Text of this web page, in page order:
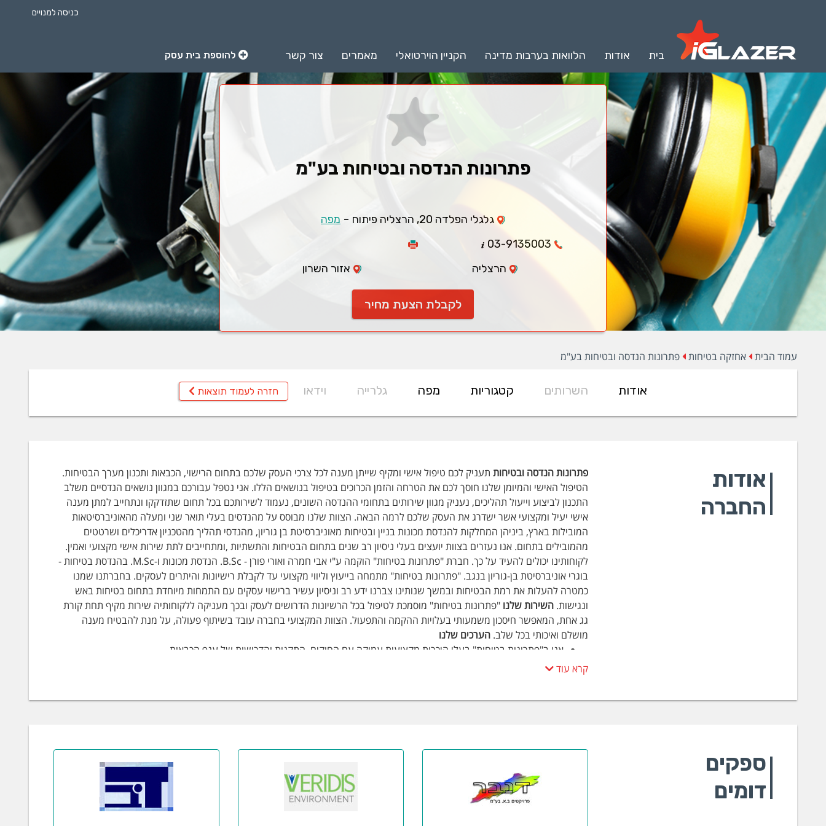
כניסה למנויים
בית אודות הלוואות בערבות מדינה הקניין הוירטואלי מאמרים צור קשר להוספת בית עסק
פתרונות הנדסה ובטיחות בע"מ
גלגלי הפלדה 20, הרצליה פיתוח - מפה
03-9135003
הרצליה
אזור השרון
לקבלת הצעת מחיר
עמוד הבית אחזקה בטיחות פתרונות הנדסה ובטיחות בע"מ
אודות השרותים קטגוריות מפה גלרייה וידאו חזרה לעמוד תוצאות
אודות
החברה
פתרונות הנדסה ובטיחות תעניק לכם טיפול אישי ומקיף שייתן מענה לכל צרכי העסק שלכם בתחום הרישוי, הכבאות ותכנון מערך הבטיחות.
הטיפול האישי והמיומן שלנו חוסך לכם את הטרחה והזמן הכרוכים בטיפול בנושאים הללו. אני נטפל עבורכם במגוון נושאים הנדסיים משלב
התכנון לביצוע וייעול תהליכים, נעניק מגוון שירותים בתחומי ההנדסה השונים, נעמוד לשירותכם בכל תחום שתזדקקו ונתחייב למתן מענה
אישי יעיל ומקצועי אשר ישדרג את העסק שלכם לרמה הבאה. הצוות שלנו מבוסס על מהנדסים בעלי תואר שני ומעלה מהאוניברסיטאות
המובילות בארץ, ביניהן המחלקות להנדסת מכונות בניין ובטיחות מאוניברסיטת בן גוריון, מהנדסי תהליך מהטכניון אדריכלים ושרטטים
מהמובילים בתחום. אנו נעזרים בצוות יועצים בעלי ניסיון רב שנים בתחום הבטיחות והתשתיות ,ומתחייבים לתת שירות אישי מקצועי ואמין.
לקוחותינו יכולים להעיד על כך. חברת "פתרונות בטיחות" הוקמה ע"י אבי חמרה ואורי פורן - B.Sc. הנדסת מכונות ו-M.Sc. בהנדסת בטיחות -
בוגרי אוניברסיטת בן-גוריון בנגב. "פתרונות בטיחות" מתמחה בייעוץ וליווי מקצועי עד לקבלת רישיונות והיתרים לעסקים. בחברתנו שמנו
כמטרה להעלות את רמת הבטיחות ובמשך שנותינו צברנו ידע רב וניסיון עשיר ברישוי עסקים עם התמחות מיוחדת בתחום בטיחות באש
ונגישות. השירות שלנו "פתרונות בטיחות" מוסמכת לטיפול בכל הרשיונות הדרושים לעסק ובכך מעניקה ללקוחותיה שירות מקיף תחת קורת
גג אחת, המאפשר חיסכון משמעותי בעלויות ההקמה והתפעול. הצוות המקצועי בחברה עובד בשיתוף פעולה, על מנת להבטיח מענה
מושלם ואיכותי בכל שלב. הערכים שלנו
אנו ב"פתרונות בטיחות" בעלי היכרות מקצועית עמוקה עם החוקים, התקנות והדרישות של ענף הכבאות.
אנו שואפים באופן מתמיד לספק שירותים ברמה המקצועית ביותר תוך מענה על בקשות לקוחותינו עם הטכניקות המתקדמות המסורות
בטיחות אש
על מנת לקבל היתר בנייה או רישיון עסק, יש להציג לרשות הכבאות וההצלה תכנית בטיחות באש (כפי שנדרש בתקנה 11 א’). הדרישה כוללת
מבנים המבצעים שינויים בייעוד המבנה, שינויים בחלוקה הפנימית של המבנה, תוספות בנייה וכו׳. תכנית הבטיחות באש כוללת את כל
קרא עוד
ספקים
דומים